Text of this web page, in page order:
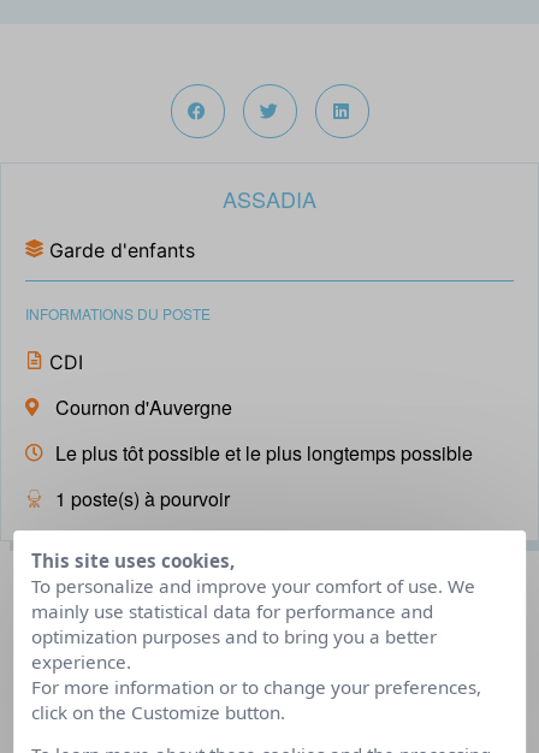
ASSADIA
Garde d'enfants
INFORMATIONS DU POSTE
CDI
Cournon d'Auvergne
Le plus tôt possible et le plus longtemps possible
1 poste(s) à pourvoir
Description du poste
Votre agence ASSADIA, spécialiste de la garde d’enfants
à domicile intelligente, recherche un garde d’enfants /
This site uses cookies,
To personalize and improve your comfort of use. We
mainly use statistical data for performance and
optimization purposes and to bring you a better
experience.
For more information or to change your preferences,
click on the Customize button.